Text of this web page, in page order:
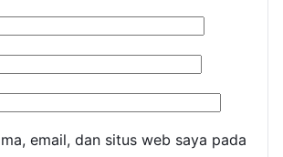
email, dan situs web saya pada